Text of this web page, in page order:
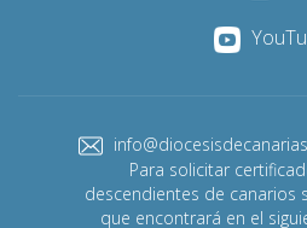
Para solicitar
descendientes de canarios
que encontrará en el